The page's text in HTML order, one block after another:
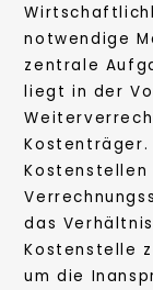
notwendige
zentrale
liegt in der
Kostenträger.
Kostenstellen
das
Kostenstelle
um die